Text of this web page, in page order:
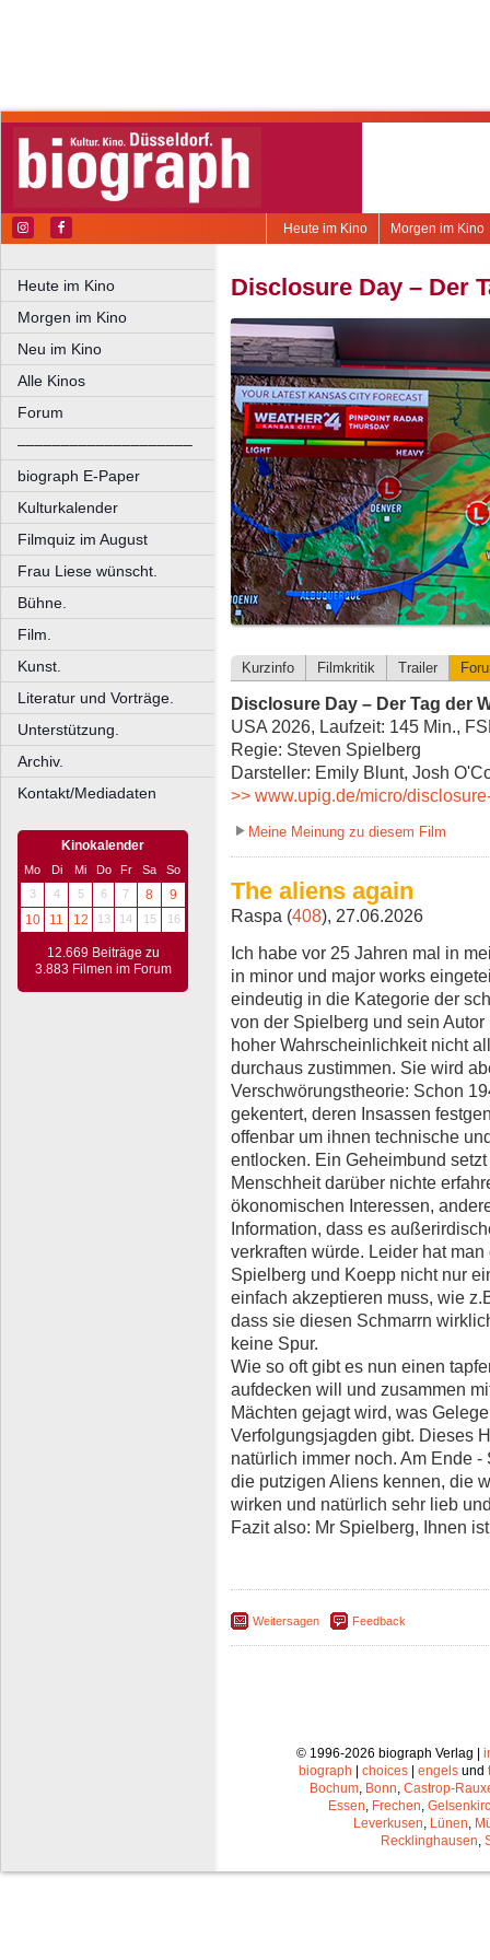
Morgen im Kino
Heute im Kino
Heute im Kino
Morgen im Kino
Neu im Kino
Alle Kinos
Forum
––––––––––––––––––––
biograph E-Paper
Kulturkalender
Filmquiz im August
Frau Liese wünscht.
Bühne.
Film.
Kunst.
Literatur und Vorträge.
Unterstützung.
Archiv.
Kontakt/Mediadaten
Kinokalender
Mo Di Mi Do Fr Sa
So
3
4 5 6 7 8
9
10
11 12 13 14 15 16
12.669 Beiträge zu
3.883 Filmen im Forum
Disclosure Day – Der
Kurzinfo Filmkritik Trailer
Disclosure Day – Der Tag der
USA 2026, Laufzeit: 145 Min.,
Regie: Steven Spielberg
Darsteller: Emily Blunt, Josh
>> www.upig.de/micro/
Meine Meinung zu diesem Film
The aliens again
Raspa (408), 27.06.2026
Ich habe vor 25 Jahren mal in
in minor und major works
eindeutig in die Kategorie der
von der Spielberg und sein
hoher Wahrscheinlichkeit nicht
durchaus zustimmen. Sie wird
Verschwörungstheorie: Schon
gekentert, deren Insassen
offenbar um ihnen technische
entlocken. Ein Geheimbund
Menschheit darüber nichte
ökonomischen Interessen,
Information, dass es
verkraften würde. Leider hat
Spielberg und Koepp nicht nur
einfach akzeptieren muss, wie
dass sie diesen Schmarrn
keine Spur.
Wie so oft gibt es nun einen
aufdecken will und zusammen
Mächten gejagt wird, was
Verfolgungsjagden gibt. Dieses
natürlich immer noch. Am Ende
die putzigen Aliens kennen, die
wirken und natürlich sehr lieb
Fazit also: Mr Spielberg, Ihnen
Weitersagen Feedback
© 1996-2026 biograph Verlag |
biograph
choices engels und
Bochum, Bonn, Castrop-
Essen, Frechen,
Leverkusen, Lünen,
Recklinghausen,